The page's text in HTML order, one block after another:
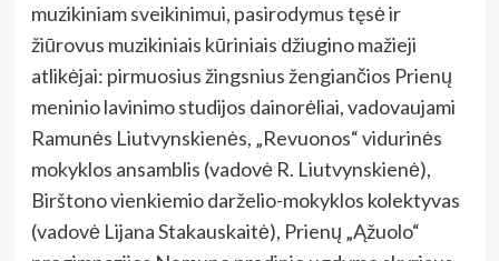
muzikiniam sveikinimui, pasirodymus tęsė ir
žiūrovus muzikiniais kūriniais džiugino mažieji
atlikėjai: pirmuosius žingsnius žengiančios Prienų
meninio lavinimo studijos dainorėliai, vadovaujami
Ramunės Liutvynskienės, „Revuonos“ vidurinės
mokyklos ansamblis (vadovė R. Liutvynskienė),
Birštono vienkiemio darželio-mokyklos kolektyvas
(vadovė Lijana Stakauskaitė), Prienų „Ąžuolo“